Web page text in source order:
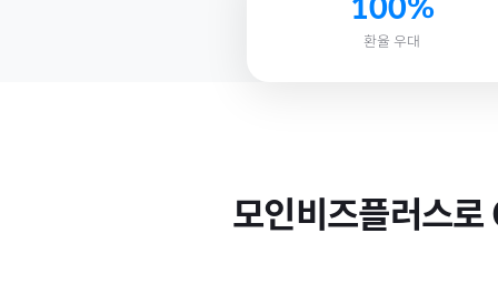
100%
환율 우대
모인비즈플러스로